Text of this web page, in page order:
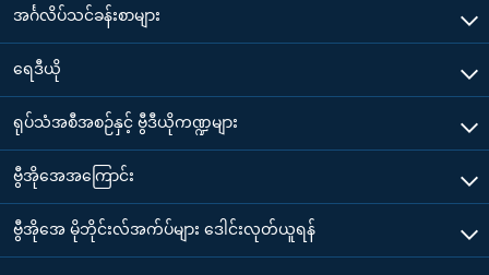
အင်္ဂလိပ်သင်ခန်းစာများ
ရေဒီယို
ရုပ်သံအစီအစဉ်နှင့် ဗွီဒီယိုကဏ္ဍများ
ဗွီအိုအေအကြောင်း
ဗွီအိုအေ မိုဘိုင်းလ်အက်ပ်များ ဒေါင်းလုတ်ယူရန်